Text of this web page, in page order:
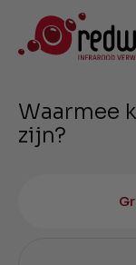
Waarmee
zijn?